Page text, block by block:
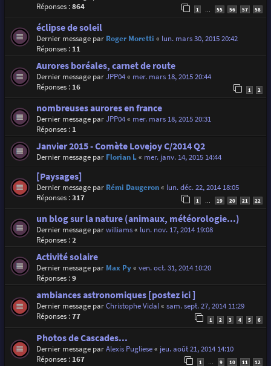
Réponses :864 1 55 56 57 58
éclipse de soleil
Dernier message par Roger Moretti « lun. mars 30, 2015 20:42
Réponses : 11
Aurores boréales, carnet de route
Dernier message parJPP04« mer. mars 18, 2015 20:44
Réponses : 16 1 2
nombreuses aurores en france
Dernier message parJPP04« mer. mars 18, 2015 20:31
Réponses : 1
Janvier 2015 - Comète Lovejoy C/2014 Q2
Dernier message par Florian L« mer. janv. 14, 2015 14:44
[Paysages]
Dernier message par Rémi Daugeron« lun. déc. 22, 2014 18:05
Réponses :317 1 … 19 20 21 22
un blog sur la nature (animaux, météorologie...)
Dernier message parwilliams« lun. nov. 17, 2014 19:08
Réponses :2
Activité solaire
Dernier message par Max Py« ven. oct. 31, 2014 10:20
Réponses :9
ambiances astronomiques [postez ici ]
Dernier message parChristophe Vidal« sam. sept. 27, 2014 11:29
Réponses :77 1 2 3 4 5 6
Photos de Cascades...
Dernier message parAlexis Pugliese« jeu. août 21, 2014 14:10
Réponses : 167 1 9 10 11 12